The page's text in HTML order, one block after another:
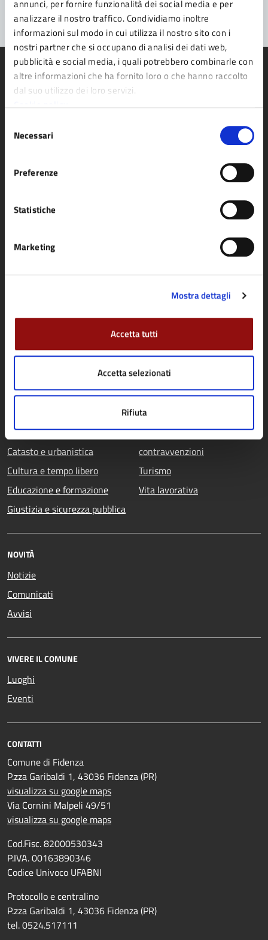
annunci, per fornire funzionalità dei social media e per
analizzare il nostro traffico. Condividiamo inoltre
informazioni sul modo in cui utilizza il nostro sito con i
nostri partner che si occupano di analisi dei dati web,
pubblicità e social media, i quali potrebbero combinarle con
altre informazioni che ha fornito loro o che hanno raccolto
dal suo utilizzo dei loro servizi.
delNecessari
Preferenze
Statistiche
Marketing
Mostra dettagli
Accetta tutti
Accetta selezionati
Rifiuta
Organi di governo
Uffici
Politici
Agricoltura e pesca
Anagrafe e stato civile
Autorizzazioni
Catasto e urbanistica
Cultura e tempo libero
Educazione e formazione
Giustizia e sicurezza pubblica
Imprese e commercio
Mobilità e trasporti
Salute, benessere e
assistenza
Tributi, finanze e
contravvenzioni
Turismo
Vita lavorativa
NOVITÀ
Notizie
Comunicati
Avvisi
VIVERE IL COMUNE
Luoghi
Eventi
CONTATTI
Comune di Fidenza
P.zza Garibaldi 1, 43036 Fidenza (PR)
visualizza su google maps
Via Cornini Malpeli 49/51
visualizza su google maps
Cod.Fisc. 82000530343
P.IVA. 00163890346
Codice Univoco UFABNI
Protocollo e centralino
P.zza Garibaldi 1, 43036 Fidenza (PR)
tel. 0524.517111